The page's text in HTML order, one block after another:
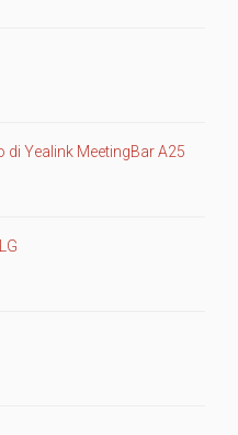
di Yealink MeetingBar A25